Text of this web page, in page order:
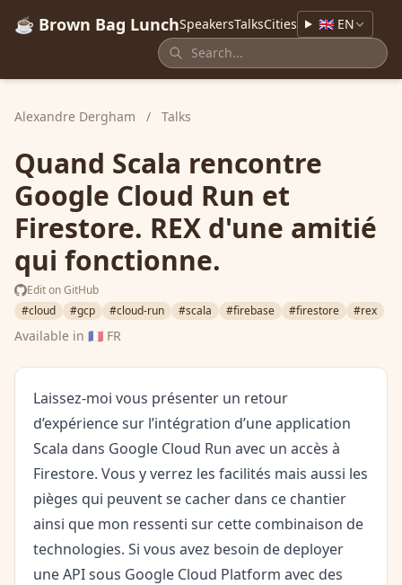
☕ Brown Bag LunchSpeakersTalksCities 🇬🇧 EN
Alexandre Dergham / Talks
Quand Scala rencontre
Google Cloud Run et
Firestore. REX d'une amitié
qui fonctionne.
Edit on GitHub
#cloud
#gcp #cloud-run #scala #firebase #firestore #rex
Available in 🇫🇷 FR
Laissez-moi vous présenter un retour
d’expérience sur l’intégration d’une application
Scala dans Google Cloud Run avec un accès à
Firestore. Vous y verrez les facilités mais aussi les
pièges qui peuvent se cacher dans ce chantier
ainsi que mon ressenti sur cette combinaison de
technologies. Si vous avez besoin de deployer
une API sous Google Cloud Platform avec des